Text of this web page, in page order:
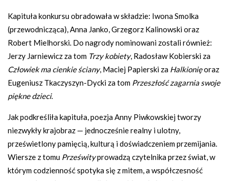
Kapituła konkursu obradowała w składzie: Iwona Smolka
(przewodnicząca), Anna Janko, Grzegorz Kalinowski oraz
Robert Mielhorski. Do nagrody nominowani zostali również:
Jerzy Jarniewicz za tom Trzy kobiety, Radosław Kobierski za
Człowiek ma cienkie ściany, Maciej Papierski za Halkionięoraz
Eugeniusz Tkaczyszyn-Dycki za tom Przeszłość zagarnia swoje
piękne dzieci.
Jak podkreśliła kapituła, poezja Anny Piwkowskiej tworzy
niezwykły krajobraz — jednocześnie realny i ulotny,
prześwietlony pamięcią, kulturą i doświadczeniem przemijania.
Wiersze z tomu Prześwityprowadzą czytelnika przez świat, w
którym codzienność spotyka się z mitem, a współczesność